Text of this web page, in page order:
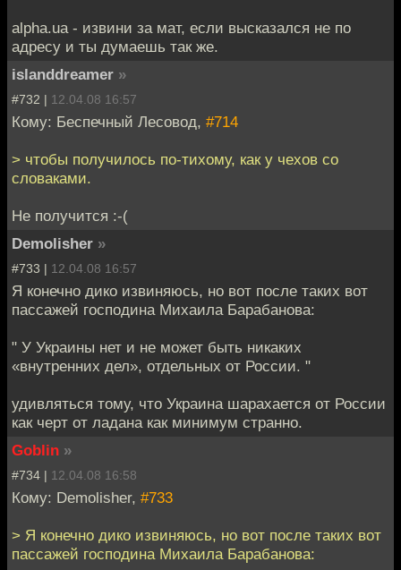
alpha.ua - извини за мат, если высказался не по
адресу и ты думаешь так же.
islanddreamer »
#732 | 12.04.08 16:57
Кому: Беспечный Лесовод, #714
> чтобы получилось по-тихому, как у чехов со
словаками.
Не получится :-(
Demolisher »
#733 | 12.04.08 16:57
Я конечно дико извиняюсь, но вот после таких вот
пассажей господина Михаила Барабанова:
" У Украины нет и не может быть никаких
«внутренних дел», отдельных от России. "
удивляться тому, что Украина шарахается от России
как черт от ладана как минимум странно.
Goblin »
#734 | 12.04.08 16:58
Кому: Demolisher, #733
> Я конечно дико извиняюсь, но вот после таких вот
пассажей господина Михаила Барабанова: